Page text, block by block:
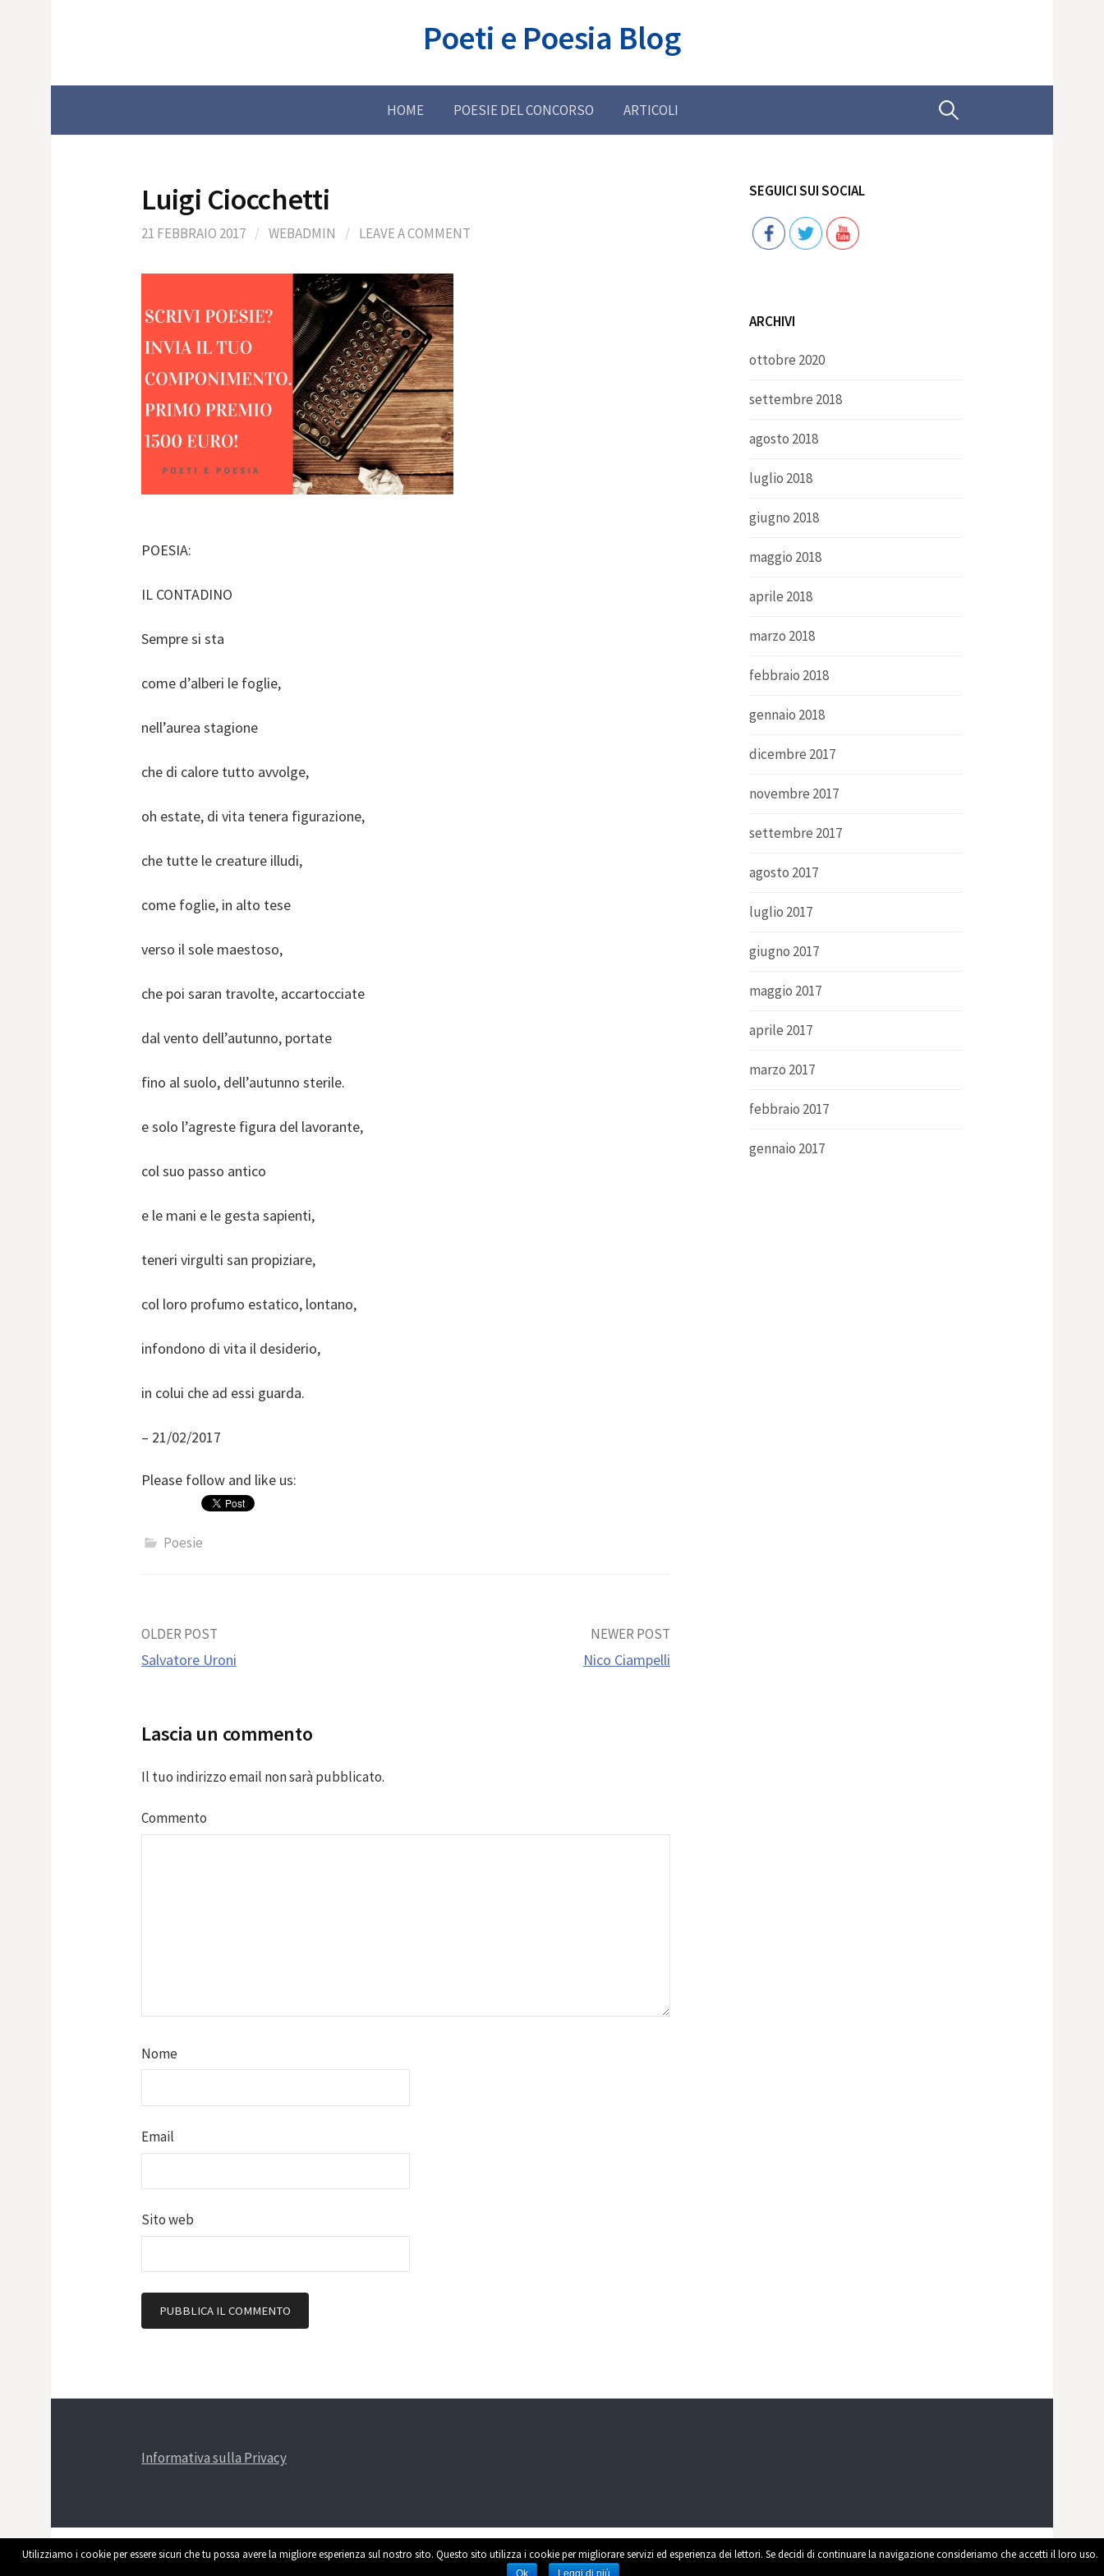
Poeti e Poesia Blog
HOME POESIE DEL CONCORSO ARTICOLI Ricerca
Luigi Ciocchetti
21 FEBBRAIO 2017 / WEBADMIN / LEAVE A COMMENT
POESIA:
IL CONTADINO
Sempre si sta
come d’alberi le foglie,
nell’aurea stagione
che di calore tutto avvolge,
oh estate, di vita tenera figurazione,
che tutte le creature illudi,
come foglie, in alto tese
verso il sole maestoso,
che poi saran travolte, accartocciate
dal vento dell’autunno, portate
fino al suolo, dell’autunno sterile.
e solo l’agreste figura del lavorante,
col suo passo antico
e le mani e le gesta sapienti,
teneri virgulti san propiziare,
col loro profumo estatico, lontano,
infondono di vita il desiderio,
in colui che ad essi guarda.
– 21/02/2017
Please follow and like us:
Poesie
Post
OLDER POST
Salvatore Uroni
NEWER POST
Nico Ciampelli
Lascia un commento
Il tuo indirizzo email non sarà pubblicato.
Commento
Nome
Email
Sito web
SEGUICI SUI SOCIAL
Follow
ARCHIVI
ottobre 2020
settembre 2018
agosto 2018
luglio 2018
giugno 2018
maggio 2018
aprile 2018
marzo 2018
febbraio 2018
gennaio 2018
dicembre 2017
novembre 2017
settembre 2017
agosto 2017
luglio 2017
giugno 2017
maggio 2017
aprile 2017
marzo 2017
febbraio 2017
gennaio 2017
Informativa sulla Privacy
Powered by WordPress | Theme byThemehaus
Utilizziamo i cookie per essere sicuri che tu possa avere la migliore esperienza sul nostro sito. Questo sito utilizza i cookie per migliorare servizi ed esperienza dei lettori. Se decidi di continuare la navigazione consideriamo che accetti il loro uso.
Ok Leggi di più